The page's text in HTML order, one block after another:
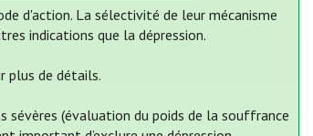
d'action. La sélectivité de leur mécanisme
indications que la dépression.
plus de détails.
sévères (évaluation du poids de la souffrance